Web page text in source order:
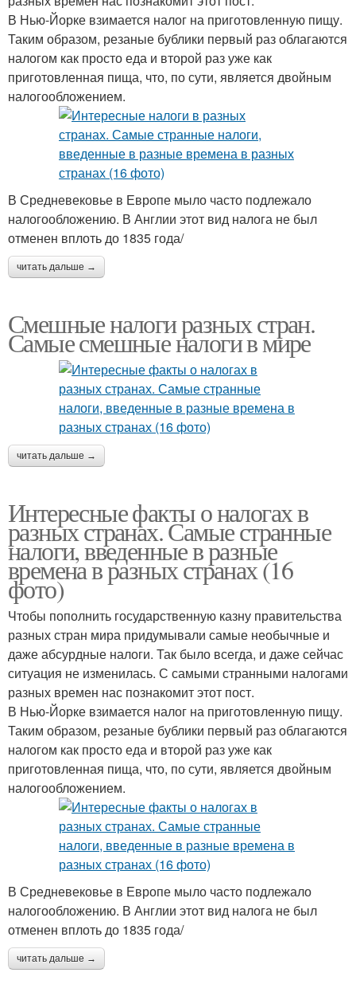
В Нью-Йорке взимается налог на приготовленную пищу.
Таким образом, резаные бублики первый раз облагаются
налогом как просто еда и второй раз уже как
приготовленная пища, что, по сути, является двойным
налогообложением.
В Средневековье в Европе мыло часто подлежало
налогообложению. В Англии этот вид налога не был
отменен вплоть до 1835 года/
читать дальше →
Смешные налоги разных стран.
Самые смешные налоги в мире
читать дальше →
Интересные факты о налогах в
разных странах. Самые странные
налоги, введенные в разные
времена в разных странах (16
фото)
Чтобы пополнить государственную казну правительства
разных стран мира придумывали самые необычные и
даже абсурдные налоги. Так было всегда, и даже сейчас
ситуация не изменилась. С самыми странными налогами
разных времен нас познакомит этот пост.
В Нью-Йорке взимается налог на приготовленную пищу.
Таким образом, резаные бублики первый раз облагаются
налогом как просто еда и второй раз уже как
приготовленная пища, что, по сути, является двойным
налогообложением.
В Средневековье в Европе мыло часто подлежало
налогообложению. В Англии этот вид налога не был
отменен вплоть до 1835 года/
читать дальше →